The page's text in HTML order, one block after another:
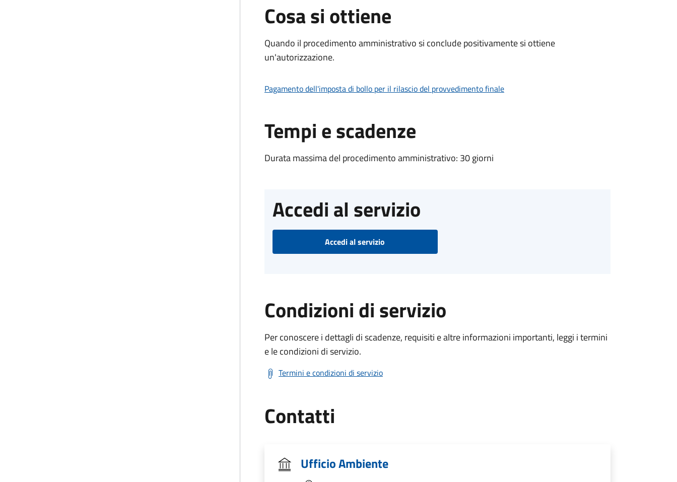
Cosa si ottiene
Quando il procedimento amministrativo si conclude positivamente si ottiene
un'autorizzazione.
Pagamento dell'imposta di bollo per il rilascio del provvedimento finale
Tempi e scadenze
Durata massima del procedimento amministrativo: 30 giorni
Accedi al servizio
Accedi al servizio
Condizioni di servizio
Per conoscere i dettagli di scadenze, requisiti e altre informazioni importanti, leggi i termini
e le condizioni di servizio.
Termini e condizioni di servizio
Contatti
Ufficio Ambiente